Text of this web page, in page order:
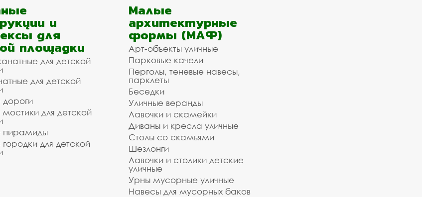
и
для
площадки
для детской
для детской
дороги
для детской
пирамиды
для детской
Малые
архитектурные
формы (МАФ)
Арт-объекты уличные
Парковые качели
Перголы, теневые навесы,
парклеты
Беседки
Уличные веранды
Лавочки и скамейки
Диваны и кресла уличные
Столы со скамьями
Шезлонги
Лавочки и столики детские
уличные
Урны мусорные уличные
Навесы для мусорных баков